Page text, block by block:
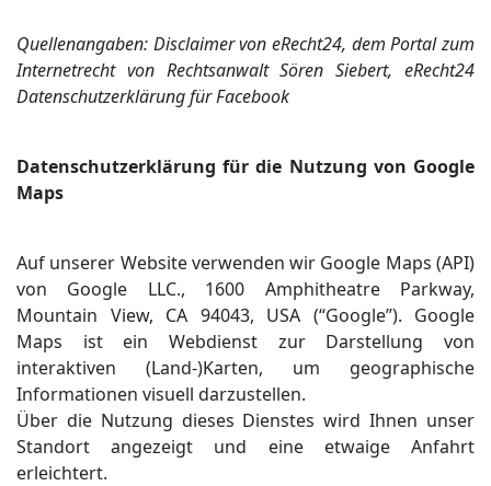
Quellenangaben: Disclaimer von eRecht24, dem Portal zum
Internetrecht von Rechtsanwalt Sören Siebert, eRecht24
Datenschutzerklärung für Facebook
Datenschutzerklärung für die Nutzung von Google
Maps
Auf unserer Website verwenden wir Google Maps (API)
von Google LLC., 1600 Amphitheatre Parkway,
Mountain View, CA 94043, USA (“Google”). Google
Maps ist ein Webdienst zur Darstellung von
interaktiven (Land-)Karten, um geographische
Informationen visuell darzustellen.
Über die Nutzung dieses Dienstes wird Ihnen unser
Standort angezeigt und eine etwaige Anfahrt
erleichtert.